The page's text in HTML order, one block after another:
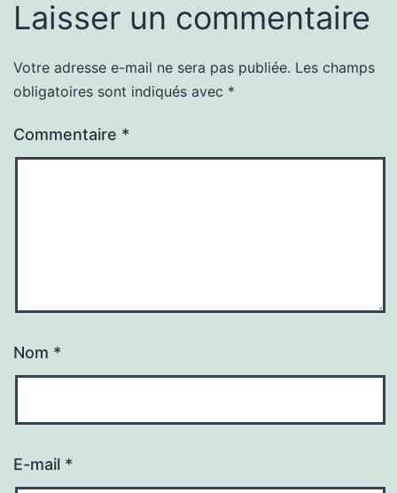
Laisser un commentaire
Votre adresse e-mail ne sera pas publiée. Les champs
obligatoires sont indiqués avec *
Commentaire *
Nom *
E-mail *